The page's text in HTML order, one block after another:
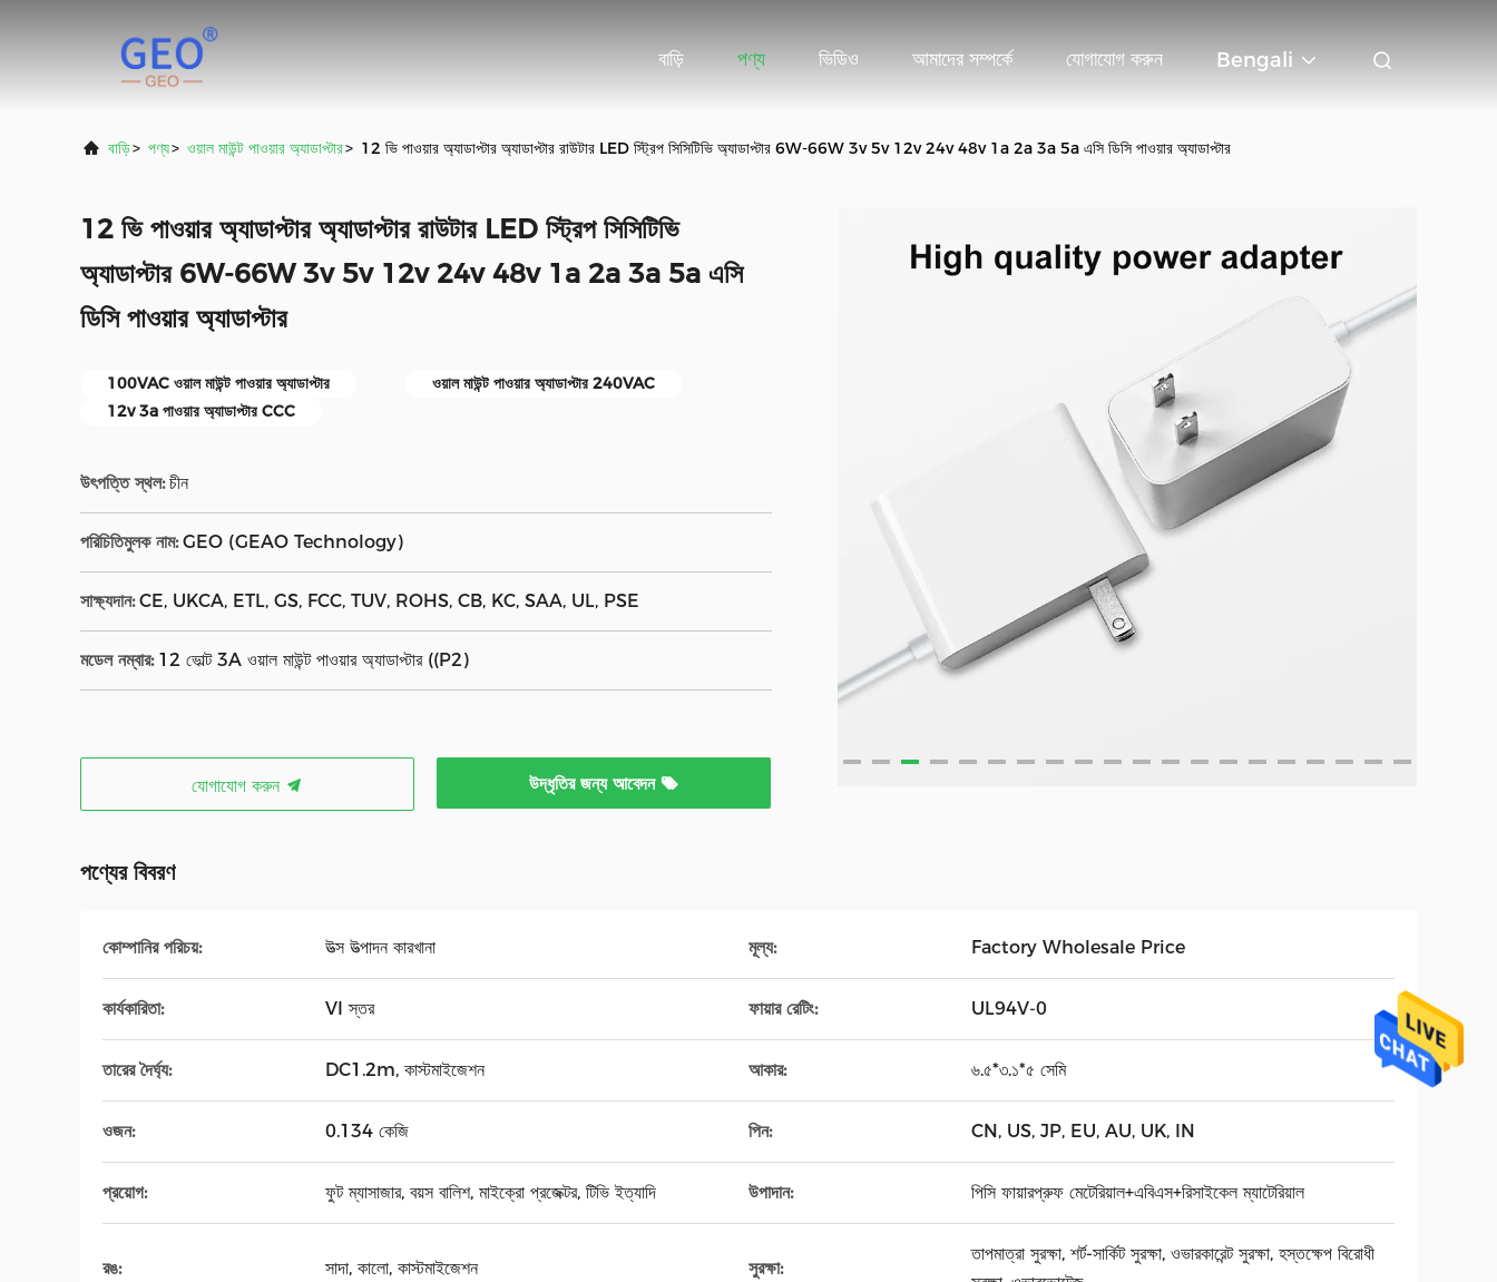
বাড়ি পণ্য ভিডিও আমাদের সম্পর্কে যোগাযোগ করুন Bengali
বাড়ি> পণ্য> ওয়াল মাউন্ট পাওয়ার অ্যাডাপ্টার> 12 ভি পাওয়ার অ্যাডাপ্টার অ্যাডাপ্টার রাউটার LED স্ট্রিপ সিসিটিভি অ্যাডাপ্টার 6W-66W 3v 5v 12v 24v 48v 1a 2a 3a 5a এসি ডিসি পাওয়ার অ্যাডাপ্টার
12 ভি পাওয়ার অ্যাডাপ্টার অ্যাডাপ্টার রাউটার LED স্ট্রিপ সিসিটিভি
অ্যাডাপ্টার 6W-66W 3v 5v 12v 24v 48v 1a 2a 3a 5a এসি
ডিসি পাওয়ার অ্যাডাপ্টার
100VAC ওয়াল মাউন্ট পাওয়ার অ্যাডাপ্টার
ওয়াল মাউন্ট পাওয়ার অ্যাডাপ্টার 240VAC
12v 3a পাওয়ার অ্যাডাপ্টার CCC
উৎপত্তি স্থল: চীন
পরিচিতিমুলক নাম: GEO (GEAO Technology)
সাক্ষ্যদান: CE, UKCA, ETL, GS, FCC, TUV, ROHS, CB, KC, SAA, UL, PSE
মডেল নম্বার: 12 ভোল্ট 3A ওয়াল মাউন্ট পাওয়ার অ্যাডাপ্টার ((P2)
যোগাযোগ করুন উদ্ধৃতির জন্য আবেদন
পণ্যের বিবরণ
কোম্পানির পরিচয়: উত্স উত্পাদন কারখানা মূল্য: Factory Wholesale Price
কার্যকারিতা: VI স্তর ফায়ার রেটিং: UL94V-0
তারের দৈর্ঘ্য: DC1.2m, কাস্টমাইজেশন আকার: ৬.৫*৩.১*৫ সেমি
ওজন: 0.134 কেজি পিন: CN, US, JP, EU, AU, UK, IN
প্রয়োগ: ফুট ম্যাসাজার, বয়স বালিশ, মাইক্রো প্রজেক্টর, টিভি ইত্যাদি উপাদান: পিসি ফায়ারপ্রুফ মেটেরিয়াল+এবিএস+রিসাইকেল ম্যাটেরিয়াল
রঙ: সাদা, কালো, কাস্টমাইজেশন সুরক্ষা:
তাপমাত্রা সুরক্ষা, শর্ট-সার্কিট সুরক্ষা, ওভারকারেন্ট সুরক্ষা, হস্তক্ষেপ বিরোধী